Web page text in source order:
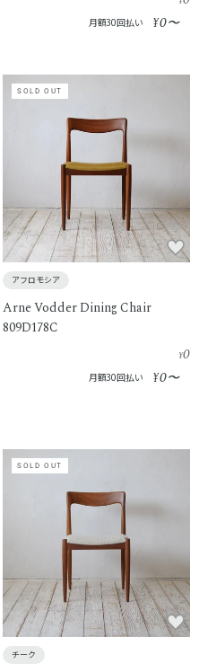
月額30回払い ¥0〜
SOLD OUT
アフロモシア
Arne Vodder Dining Chair
809D178C
¥0
月額30回払い ¥0〜
SOLD OUT
チーク